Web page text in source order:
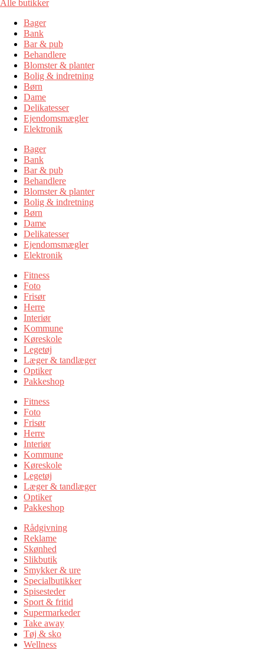
Alle butikker
Bager
Bank
Bar & pub
Behandlere
Blomster & planter
Bolig & indretning
Børn
Dame
Delikatesser
Ejendomsmægler
Elektronik
Bager
Bank
Bar & pub
Behandlere
Blomster & planter
Bolig & indretning
Børn
Dame
Delikatesser
Ejendomsmægler
Elektronik
Fitness
Foto
Frisør
Herre
Interiør
Kommune
Køreskole
Legetøj
Læger & tandlæger
Optiker
Pakkeshop
Fitness
Foto
Frisør
Herre
Interiør
Kommune
Køreskole
Legetøj
Læger & tandlæger
Optiker
Pakkeshop
Rådgivning
Reklame
Skønhed
Slikbutik
Smykker & ure
Specialbutikker
Spisesteder
Sport & fritid
Supermarkeder
Take away
Tøj & sko
Wellness